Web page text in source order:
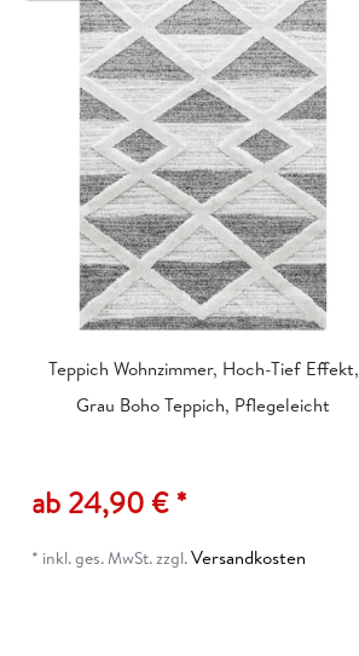
Teppich Wohnzimmer, Hoch-Tief Effekt,
Grau Boho Teppich, Pflegeleicht
ab 24,90 € *
* inkl. ges. MwSt.zzgl.Versandkosten